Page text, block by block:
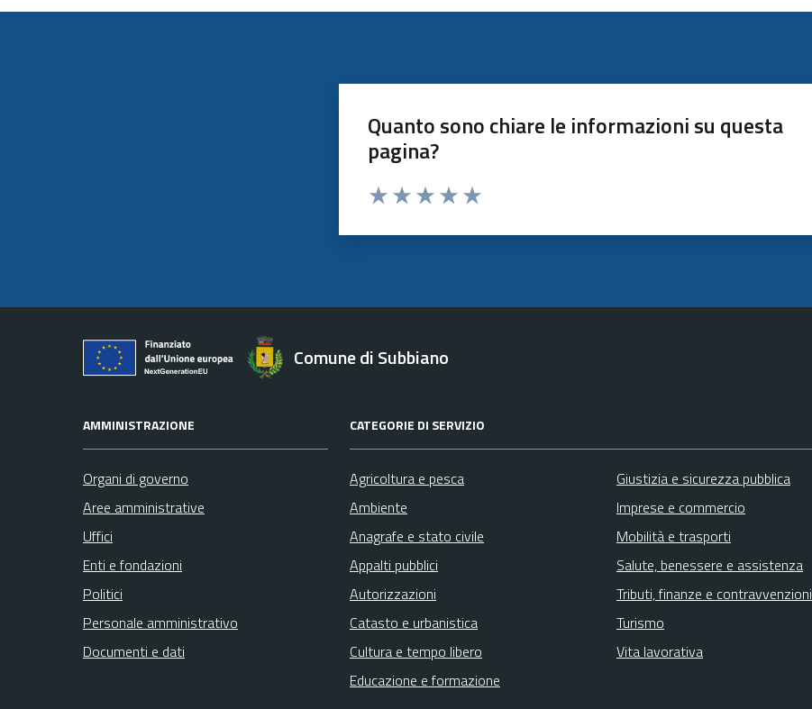
Quanto sono chiare le informazioni su questa
pagina?
Comune di Subbiano
AMMINISTRAZIONE
Organi di governo
Aree amministrative
Uffici
Enti e fondazioni
Politici
Personale amministrativo
Documenti e dati
CATEGORIE DI SERVIZIO
Agricoltura e pesca
Ambiente
Anagrafe e stato civile
Appalti pubblici
Autorizzazioni
Catasto e urbanistica
Cultura e tempo libero
Educazione e formazione
Giustizia e sicurezza pubblica
Imprese e commercio
Mobilità e trasporti
Salute, benessere e assistenza
Tributi, finanze e contravvenzioni
Turismo
Vita lavorativa